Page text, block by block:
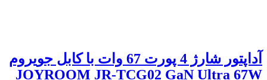
آداپتور شارژ 4 پورت 67 وات با کابل جویروم
JOYROOM JR-TCG02 GaN Ultra 67W